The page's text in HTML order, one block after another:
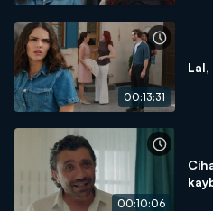
00:13:31
Lal,
00:10:06